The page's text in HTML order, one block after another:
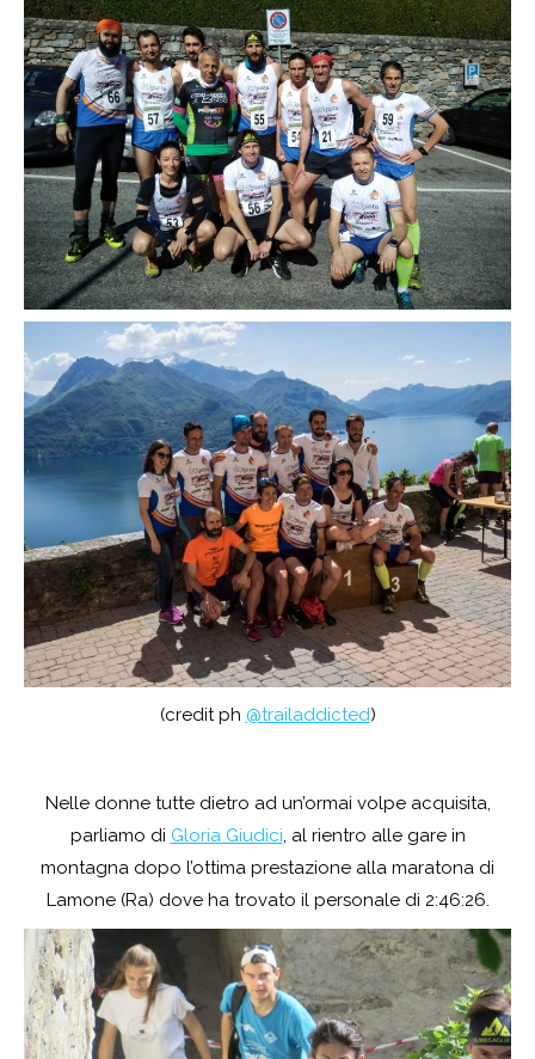
(credit ph @trailaddicted)
Nelle donne tutte dietro ad un’ormai volpe acquisita,
parliamo di Gloria Giudici, al rientro alle gare in
montagna dopo l’ottima prestazione alla maratona di
Lamone (Ra) dove ha trovato il personale di 2:46:26.